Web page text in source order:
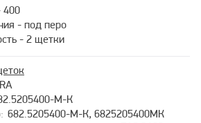
400
- под перо
- 2 щетки
М-К
682.5205400-М-К, 6825205400МК